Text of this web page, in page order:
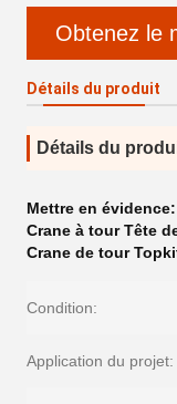
Obtenez le
Détails du produit
Détails du
Mettre en évidence:
Crane à tour Tête
Crane de tour
Condition:
Application du projet: